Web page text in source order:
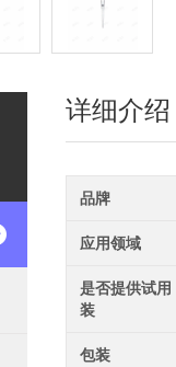
详细介绍
品牌
应用领域
是否提供试用
装
包装